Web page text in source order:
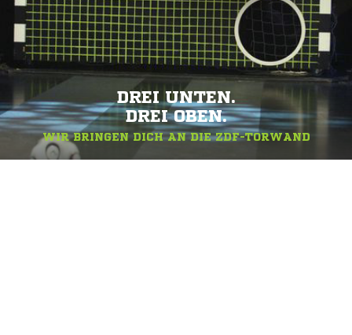
DREI UNTEN.
DREI OBEN.
WIR BRINGEN DICH AN DIE ZDF-TORWAND